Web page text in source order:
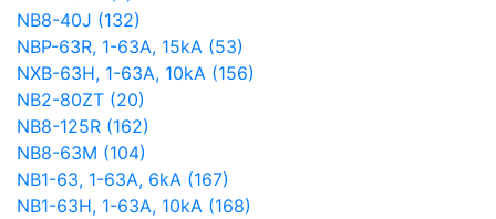
NB8-40J (132)
NBP-63R, 1-63A, 15kA (53)
NXB-63H, 1-63A, 10kA (156)
NB2-80ZT (20)
NB8-125R (162)
NB8-63М (104)
NB1-63, 1-63А, 6kA (167)
NB1-63H, 1-63А, 10kA (168)